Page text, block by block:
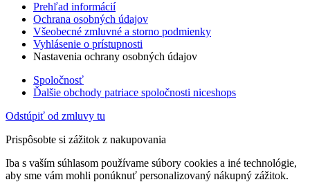
Prehľad informácií
Ochrana osobných údajov
Všeobecné zmluvné a storno podmienky
Vyhlásenie o prístupnosti
Nastavenia ochrany osobných údajov
Spoločnosť
Ďalšie obchody patriace spoločnosti niceshops
Odstúpiť od zmluvy tu
Prispôsobte si zážitok z nakupovania
Iba s vaším súhlasom používame súbory cookies a iné technológie,
aby sme vám mohli ponúknuť personalizovaný nákupný zážitok.